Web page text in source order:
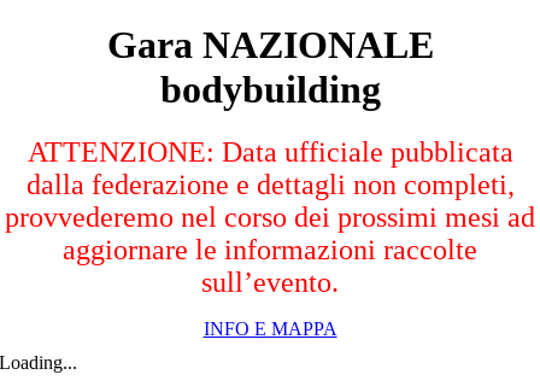
Gara NAZIONALE
bodybuilding
ATTENZIONE: Data ufficiale pubblicata
dalla federazione e dettagli non completi,
provvederemo nel corso dei prossimi mesi ad
aggiornare le informazioni raccolte
sull’evento.
INFO E MAPPA
Loading...